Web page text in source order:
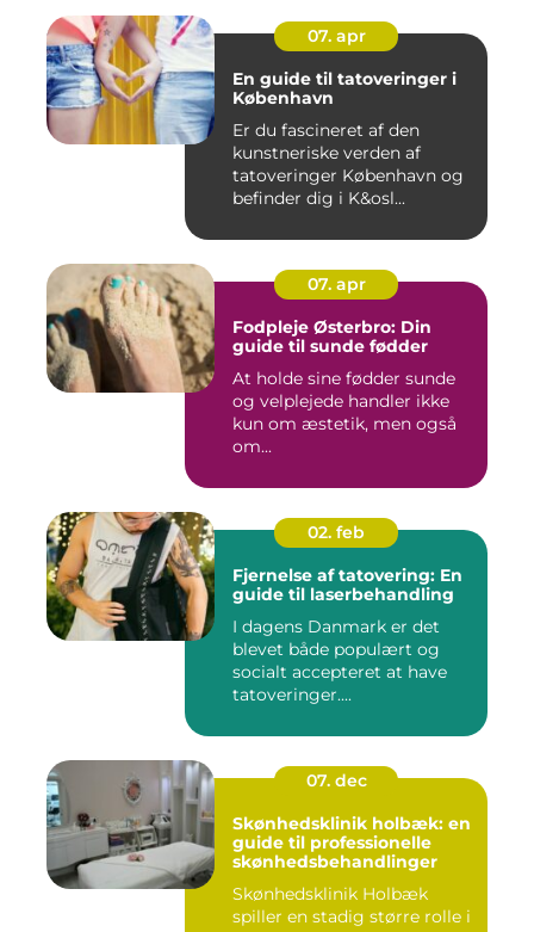
07. apr
En guide til tatoveringer i
København
Er du fascineret af den
kunstneriske verden af
tatoveringer København og
befinder dig i K&osl...
07. apr
Fodpleje Østerbro: Din
guide til sunde fødder
At holde sine fødder sunde
og velplejede handler ikke
kun om æstetik, men også
om...
02. feb
Fjernelse af tatovering: En
guide til laserbehandling
I dagens Danmark er det
blevet både populært og
socialt accepteret at have
tatoveringer....
07. dec
Skønhedsklinik holbæk: en
guide til professionelle
skønhedsbehandlinger
Skønhedsklinik Holbæk
spiller en stadig større rolle i